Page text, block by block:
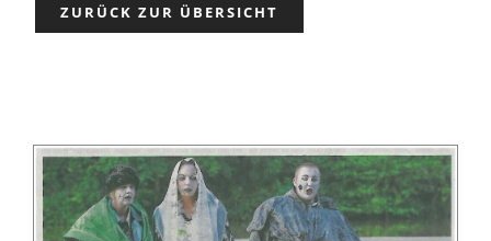
Kontakt
ZURÜCK ZUR ÜBERSICHT